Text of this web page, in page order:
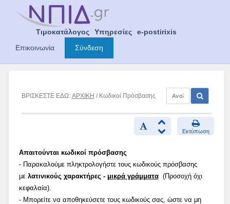
Τιμοκατάλογος Υπηρεσίες
e-postirixis
Επικοινωνία
Σύνδεση
ΒΡΙΣΚΕΣΤΕ ΕΔΩ: ΑΡΧΙΚΗ / Κωδικοί Πρόσβασης
Εκτύπωση
Απαιτούνται κωδικοί πρόσβασης
- Παρακαλούμε πληκτρολογήστε τους κωδικούς πρόσβασης
με λατινικούς χαρακτήρες - μικρά γράμματα(Προσοχή όχι
κεφαλαία).
- Μπορείτε να αποθηκεύσετε τους κωδικούς σας, ώστε να μη